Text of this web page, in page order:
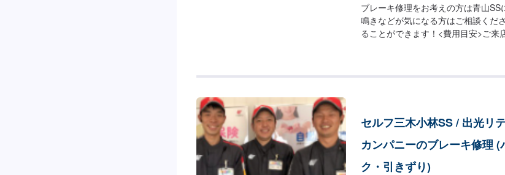
ブレーキ修理をお考えの方は青山
鳴きなどが気になる方はご相談くだ
ることができます！<費用目安>ご来
セルフ三木小林SS / 出光リ
カンパニーのブレーキ修理 (
ク・引きずり)